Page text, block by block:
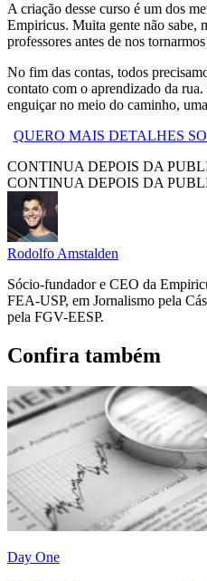
A criação desse curso é um dos
Empiricus. Muita gente não sabe,
professores antes de nos
No fim das contas, todos
contato com o aprendizado da
enguiçar no meio do caminho,
QUERO MAIS DETALHES
CONTINUA DEPOIS DA
CONTINUA DEPOIS DA
Rodolfo Amstalden
Sócio-fundador e CEO da
FEA-USP, em Jornalismo pela
pela FGV-EESP.
Confira também
Day One